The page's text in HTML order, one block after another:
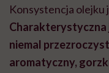
Konsystencja olejku
Charakterystyczna
niemal
aromatyczny,